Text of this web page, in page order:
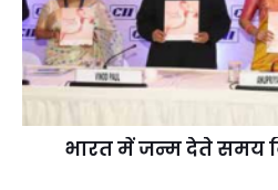
भारत में जन्म देते समय